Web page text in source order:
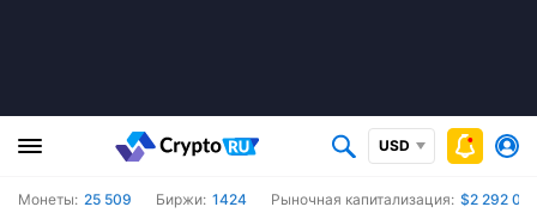
USD
Монеты: 25 509 Биржи: 1424 Рыночная капитализация: $2 292